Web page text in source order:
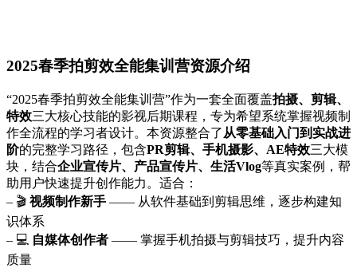
2025春季拍剪效全能集训营资源介绍
“2025春季拍剪效全能集训营”作为一套全面覆盖拍摄、剪辑、
特效三大核心技能的影视后期课程，专为希望系统掌握视频制
作全流程的学习者设计。本资源整合了 从零基础入门到实战进
阶的完整学习路径，包含PR剪辑、手机摄影、AE特效三大模
块，结合企业宣传片、产品宣传片、生活Vlog等真实案例，帮
助用户快速提升创作能力。适合：
– 🎬 视频制作新手 —— 从软件基础到剪辑思维，逐步构建知
识体系
– 💻 自媒体创作者 —— 掌握手机拍摄与剪辑技巧，提升内容
质量